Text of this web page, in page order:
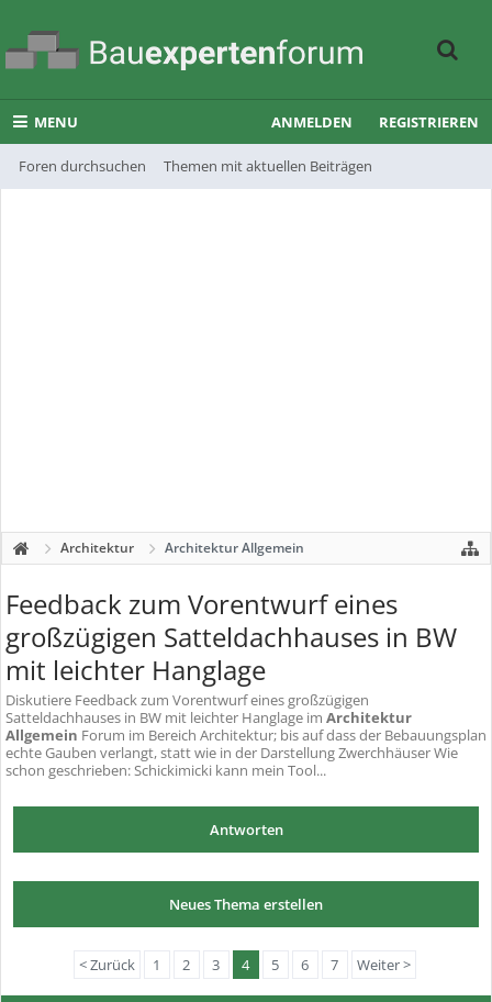
MENU
Foren durchsuchen Themen mit aktuellen Beiträgen
ANMELDEN REGISTRIEREN
Architektur Architektur Allgemein
Feedback zum Vorentwurf eines
großzügigen Satteldachhauses in BW
mit leichter Hanglage
Diskutiere Feedback zum Vorentwurf eines großzügigen
Satteldachhauses in BW mit leichter Hanglage im Architektur
Allgemein Forum im Bereich Architektur; bis auf dass der Bebauungsplan
echte Gauben verlangt, statt wie in der Darstellung Zwerchhäuser Wie
schon geschrieben: Schickimicki kann mein Tool...
Antworten
Neues Thema erstellen
< Zurück 1 2 3 4 5 6 7 Weiter >